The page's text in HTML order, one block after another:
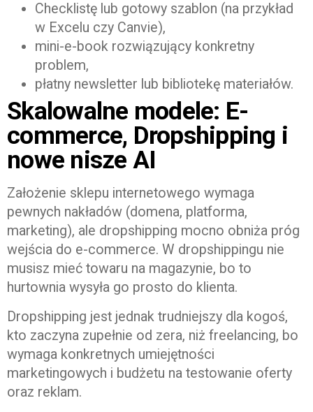
Checklistę lub gotowy szablon (na przykład
w Excelu czy Canvie),
mini-e-book rozwiązujący konkretny
problem,
płatny newsletter lub bibliotekę materiałów.
Skalowalne modele: E-
commerce, Dropshipping i
nowe nisze AI
Założenie sklepu internetowego wymaga
pewnych nakładów (domena, platforma,
marketing), ale dropshipping mocno obniża próg
wejścia do e-commerce. W dropshippingu nie
musisz mieć towaru na magazynie, bo to
hurtownia wysyła go prosto do klienta.
Dropshipping jest jednak trudniejszy dla kogoś,
kto zaczyna zupełnie od zera, niż freelancing, bo
wymaga konkretnych umiejętności
marketingowych i budżetu na testowanie oferty
oraz reklam.